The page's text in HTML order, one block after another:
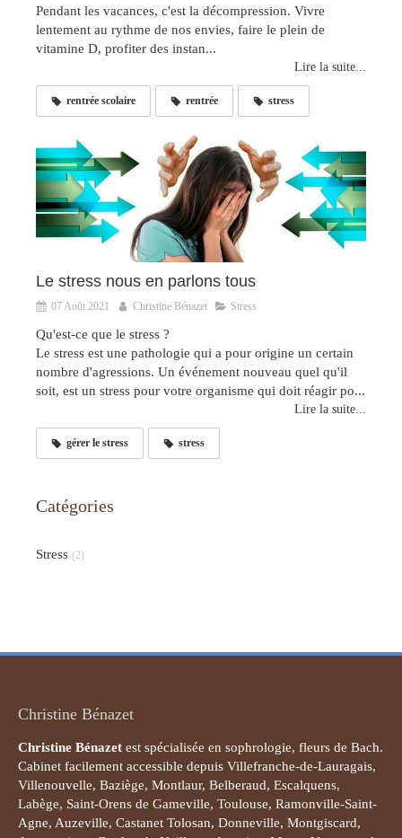
Pendant les vacances, c'est la décompression. Vivre
lentement au rythme de nos envies, faire le plein de
vitamine D, profiter des instan...
Lire la suite...
rentrée scolaire rentrée stress
Le stress nous en parlons tous
07 Août 2021 Christine Bénazet Stress
Qu'est-ce que le stress ?
Le stress est une pathologie qui a pour origine un certain
nombre d'agressions. Un événement nouveau quel qu'il
soit, est un stress pour votre organisme qui doit réagir po...
Lire la suite...
gérer le stress stress
Catégories
Stress (2)
Christine Bénazet
Christine Bénazet est spécialisée en sophrologie, fleurs de Bach.
Cabinet facilement accessible depuis Villefranche-de-Lauragais,
Villenouvelle, Baziège, Montlaur, Belberaud, Escalquens,
Labège, Saint-Orens de Gameville, Toulouse, Ramonville-Saint-
Agne, Auzeville, Castanet Tolosan, Donneville, Montgiscard,